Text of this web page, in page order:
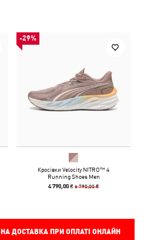
-29%
Кросівки Velocity NITRO™ 4
Running Shoes Men
4 790,00 ₴6 790,00 ₴
ДОСТАВКА ПРИ ОПЛАТІ ОНЛАЙН